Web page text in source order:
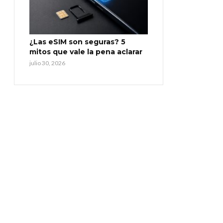
¿Las eSIM son seguras? 5
mitos que vale la pena aclarar
julio 30, 2026